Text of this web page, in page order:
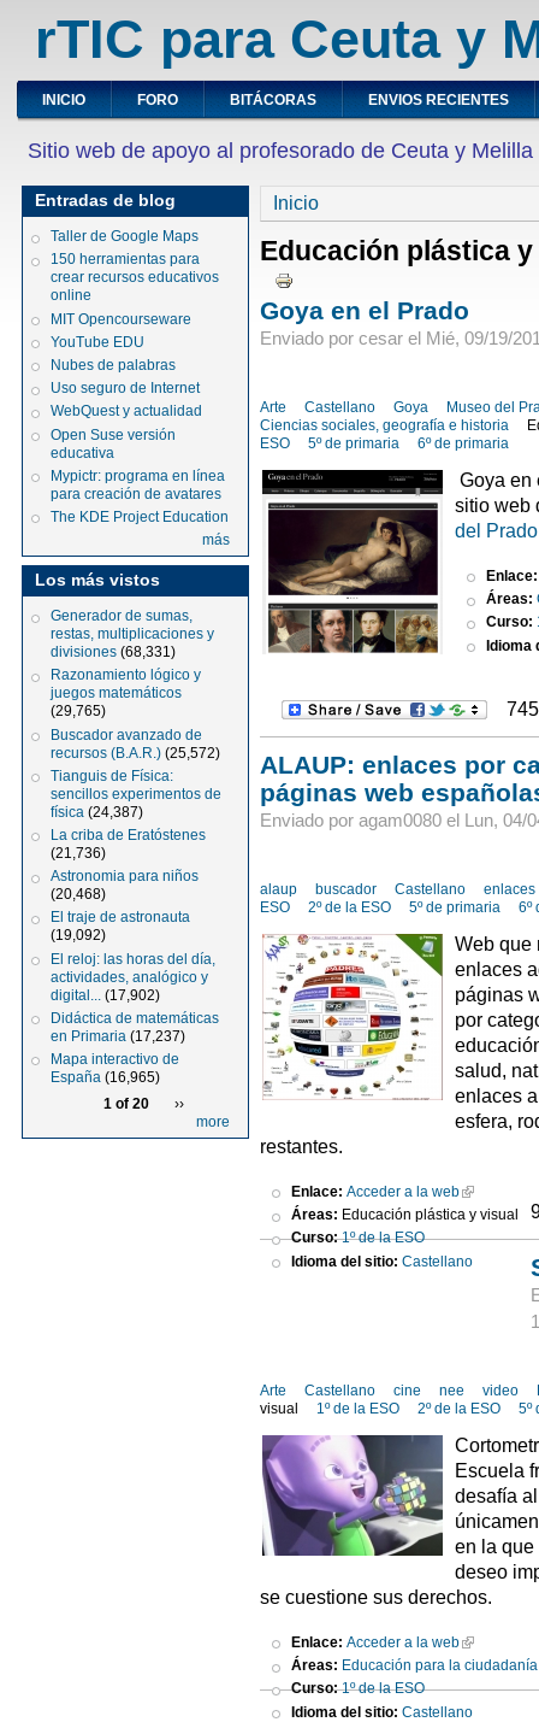
rTIC para Ceuta y
INICIO FORO BITÁCORAS ENVIOS RECIENTES
Sitio web de apoyo al profesorado de Ceuta y Melilla
Entradas de blog
Taller de Google Maps
150 herramientas para
crear recursos educativos
online
MIT Opencourseware
YouTube EDU
Nubes de palabras
Uso seguro de Internet
WebQuest y actualidad
Open Suse versión
educativa
Mypictr: programa en línea
para creación de avatares
The KDE Project Education
más
Los más vistos
Generador de sumas,
restas, multiplicaciones y
divisiones (68,331)
Razonamiento lógico y
juegos matemáticos
(29,765)
Buscador avanzado de
recursos (B.A.R.) (25,572)
Tianguis de Física:
sencillos experimentos de
física (24,387)
La criba de Eratóstenes
(21,736)
Astronomia para niños
(20,468)
El traje de astronauta
(19,092)
El reloj: las horas del día,
actividades, analógico y
digital...
(17,902)
Didáctica de matemáticas
en Primaria (17,237)
Mapa interactivo de
España (16,965)
1 of 20
››
more
Inicio
Educación plástica
Goya en el Prado
Enviado por cesar el Mié, 09/19/
Arte Castellano Goya
Museo del
Ciencias sociales, geografía e historia
ESO
5º de primaria 6º de primaria
Goya en
sitio web
del Prado
Áreas:
Curso:
Idioma
ALAUP: enlaces por
páginas web
Enviado por agam0080 el Lun, 04/
alaup buscador Castellano
enlaces
ESO
2º de la ESO 5º de primaria 6º
Web que
enlaces
páginas
por
salud,
enlaces
esfera,
restantes.
Enlace:Acceder a la web
Áreas: Educación plástica y visual
Curso:1º de la ESO
Idioma del sitio:Castellano
Arte Castellano cine nee video
visual
1º de la ESO 2º de la ESO 5º
Escuela
desafía
en la que
deseo
se cuestione sus derechos.
Enlace:Acceder a la web
Áreas: Educación para la ciudadanía
Curso:1º de la ESO
Idioma del sitio:Castellano